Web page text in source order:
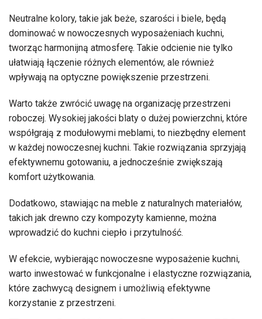
Neutralne kolory, takie jak beże, szarości i biele, będą
dominować w nowoczesnych wyposażeniach kuchni,
tworząc harmonijną atmosferę. Takie odcienie nie tylko
ułatwiają łączenie różnych elementów, ale również
wpływają na optyczne powiększenie przestrzeni.
Warto także zwrócić uwagę na organizację przestrzeni
roboczej. Wysokiej jakości blaty o dużej powierzchni, które
współgrają z modułowymi meblami, to niezbędny element
w każdej nowoczesnej kuchni. Takie rozwiązania sprzyjają
efektywnemu gotowaniu, a jednocześnie zwiększają
komfort użytkowania.
Dodatkowo, stawiając na meble z naturalnych materiałów,
takich jak drewno czy kompozyty kamienne, można
wprowadzić do kuchni ciepło i przytulność.
W efekcie, wybierając nowoczesne wyposażenie kuchni,
warto inwestować w funkcjonalne i elastyczne rozwiązania,
które zachwycą designem i umożliwią efektywne
korzystanie z przestrzeni.